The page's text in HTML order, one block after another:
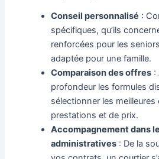
Conseil personnalisé :
spécifiques, qu’ils
renforcées pour les
adaptée pour une famille.
Comparaison des offres :
profondeur les formules
sélectionner les meilleures
prestations et de prix.
Accompagnement dans
administratives : De la